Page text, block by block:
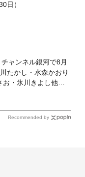
日）
ャンネル銀河で8月
たかし・水森かおり
・氷川きよし他登
Recommended by